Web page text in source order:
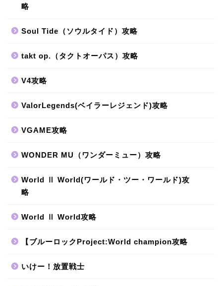
略
Soul Tide（ソウルタイド）攻略
takt op.（タクトオーパス）攻略
V4攻略
ValorLegends(ベイラーレジェンド)攻略
VGAME攻略
WONDER MU（ワンダーミュー）攻略
World Ⅱ World(ワールド・ツー・ワールド)攻
略
World Ⅱ World攻略
【ブルーロックProject:World champion攻略
いけー！放置戦士